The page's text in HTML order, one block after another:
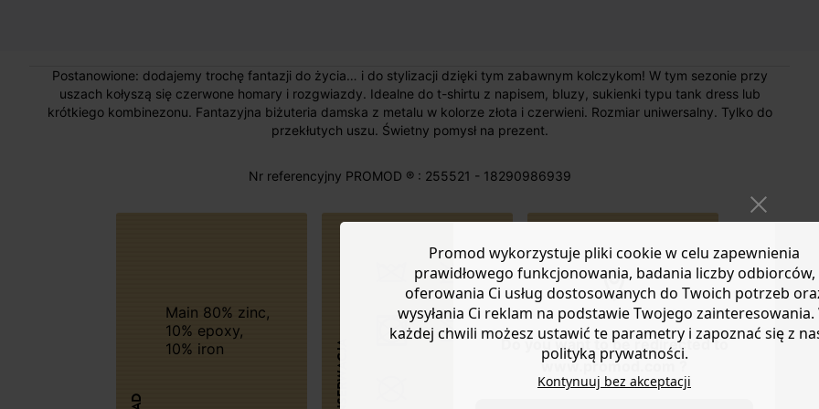
Do you want to be redirected to
www.promod.com ?
Postanowione: dodajemy trochę fantazji do życia… i do stylizacji dzięki tym zabawnym kolczykom! W tym sezonie przy
uszach kołyszą się czerwone homary i rozgwiazdy. Idealne do t-shirtu z napisem, bluzy, sukienki typu tank dress lub
krótkiego kombinezonu. Fantazyjna biżuteria damska z metalu w kolorze złota i czerwieni. Rozmiar uniwersalny. Tylko do
przekłutych uszu. Świetny pomysł na prezent.
Nr referencyjny PROMOD ® : 255521 - 18290986939
Main 80% zinc,
10% epoxy,
10% iron
KONSERWACJA
Wysokość ok.
4 cm.
Szerokość ok.
1,5 i 2 cm.
Promod wykorzystuje pliki cookie w celu zapewnienia
prawidłowego funkcjonowania, badania liczby odbiorców,
oferowania Ci usług dostosowanych do Twoich potrzeb
wysyłania Ci reklam na podstawie Twojego zainteresowania.
każdej chwili możesz ustawić te parametry i zapoznać się z
polityką prywatności.
Kontynuuj bez akceptacji